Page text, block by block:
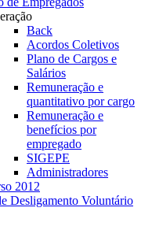
Back
Acordos Coletivos
Plano de Cargos e
Salários
Remuneração e
quantitativo por cargo
Remuneração e
benefícios por
empregado
SIGEPE
Administradores
2012
Desligamento Voluntário